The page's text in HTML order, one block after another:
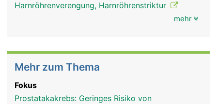
Harnröhrenverengung, Harnröhrenstriktur
mehr
Mehr zum Thema
Fokus
Prostatakakrebs: Geringes Risiko von